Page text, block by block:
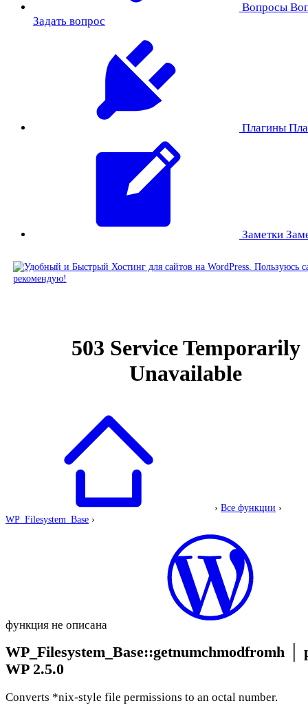
Вопросы
Задать вопрос
Плагины
Заметки
› Все функции ›
WP_Filesystem_Base ›
функция не описана
WP_Filesystem_Base::getnumchmodfromh
WP 2.5.0
Converts *nix-style file permissions to an octal number.